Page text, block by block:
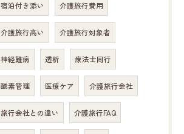
宿泊付き添い 介護旅行費用
介護旅行高い 介護旅行対象者
神経難病 透析 療法士同行
酸素管理 医療ケア 介護旅行会社
旅行会社との違い 介護旅行FAQ